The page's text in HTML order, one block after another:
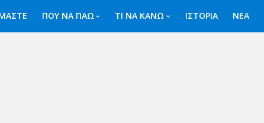
ΠΟΥ ΝΑ ΠΑΩ ΤΙ ΝΑ ΚΑΝΩ ΙΣΤΟΡΙΑ ΝΕΑ